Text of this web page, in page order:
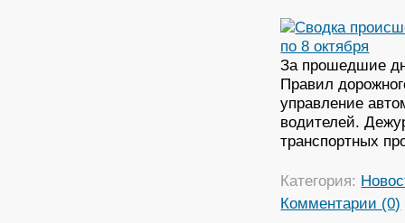
За прошедшие
Правил
управление
водителей.
транспортных
Категория:
Комментарии (0)